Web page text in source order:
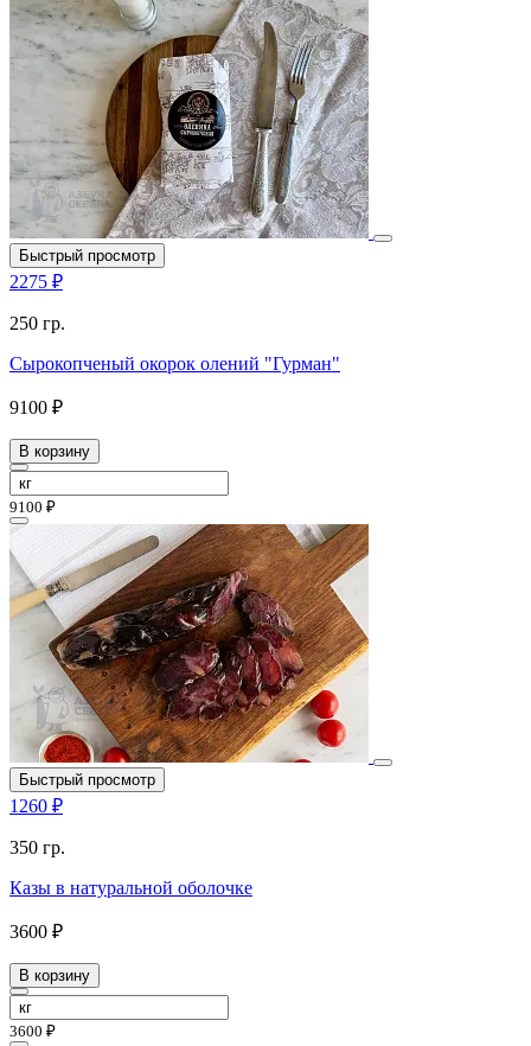
Быстрый просмотр
2275 ₽
250 гр.
Сырокопченый окорок олений "Гурман"
9100 ₽
В корзину
9100 ₽
Быстрый просмотр
1260 ₽
350 гр.
Казы в натуральной оболочке
3600 ₽
В корзину
3600 ₽